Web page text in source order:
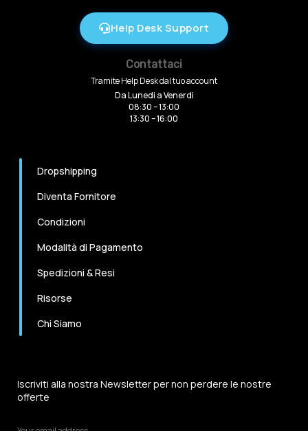
Help Desk Support
Contattaci
Tramite Help Desk dal tuo account
Da Lunedi a Venerdi
08:30 – 13:00
13:30 – 16:00
Dropshipping
Diventa Fornitore
Condizioni
Modalità di Pagamento
Spedizioni & Resi
Risorse
Chi Siamo
Iscriviti alla nostra Newsletter per non perdere le nostre
offerte